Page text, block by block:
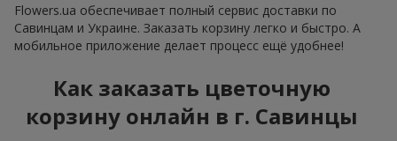
Flowers.ua обеспечивает полный сервис доставки по
Савинцам и Украине. Заказать корзину легко и быстро. А
мобильное приложение делает процесс ещё удобнее!
Как заказать цветочную
корзину онлайн в г. Савинцы